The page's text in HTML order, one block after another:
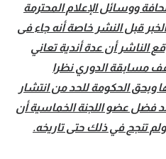
ووسائل الإعلام المحترمة
قبل النشر خاصة أنه جاء فى
الناشر أن عدة أندية تعاني
مسابقة الدوري نظرا
وبحق الحكومة للحد من انتشار
فضل عضو اللجنة الخماسية أن
تنجح في ذلك حتى تاريخه.